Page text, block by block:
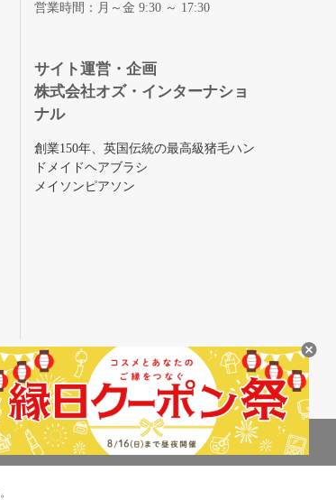
営業時間：月～金 9:30 ～ 17:30
サイト運営・企画
株式会社オズ・インターナショ
ナル
創業150年、英国伝統の最高級猪毛ハン
ドメイドヘアブラシ
メイソンピアソン
サイトです。
取り揃えています。
理体制